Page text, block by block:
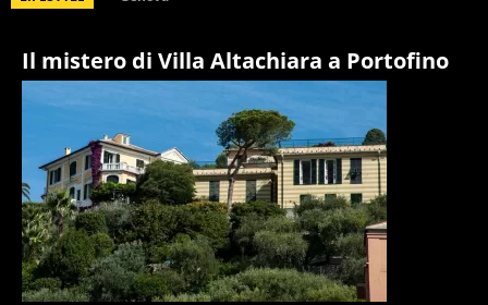
Il mistero di Villa Altachiara a Portofino